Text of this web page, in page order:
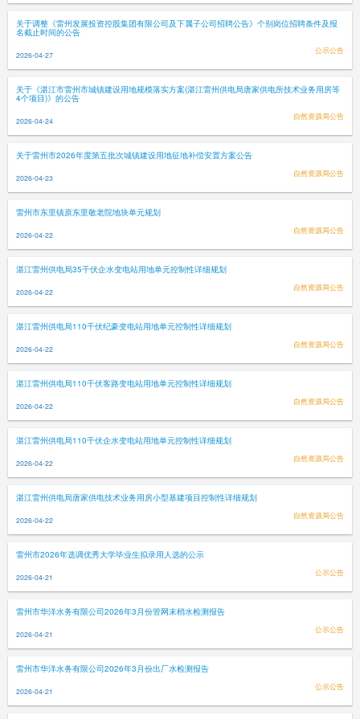
关于调整《雷州发展投资控股集团有限公司及下属子公司招聘公告》个别岗位招聘条件及报
名截止时间的公告
2026-04-27 公示公告
关于《湛江市雷州市城镇建设用地规模落实方案(湛江雷州供电局唐家供电所技术业务用房等
4个项目)》的公告
2026-04-24 自然资源局公告
关于雷州市2026年度第五批次城镇建设用地征地补偿安置方案公告
2026-04-23 自然资源局公告
雷州市东里镇原东里敬老院地块单元规划
2026-04-22 自然资源局公告
湛江雷州供电局35千伏企水变电站用地单元控制性详细规划
2026-04-22 自然资源局公告
湛江雷州供电局110千伏纪豪变电站用地单元控制性详细规划
2026-04-22 自然资源局公告
湛江雷州供电局110千伏客路变电站用地单元控制性详细规划
2026-04-22 自然资源局公告
湛江雷州供电局110千伏企水变电站用地单元控制性详细规划
2026-04-22 自然资源局公告
湛江雷州供电局唐家供电技术业务用房小型基建项目控制性详细规划
2026-04-22 自然资源局公告
雷州市2026年选调优秀大学毕业生拟录用人选的公示
2026-04-21 公示公告
雷州市华洋水务有限公司2026年3月份管网末梢水检测报告
2026-04-21 公示公告
雷州市华洋水务有限公司2026年3月份出厂水检测报告
2026-04-21 公示公告